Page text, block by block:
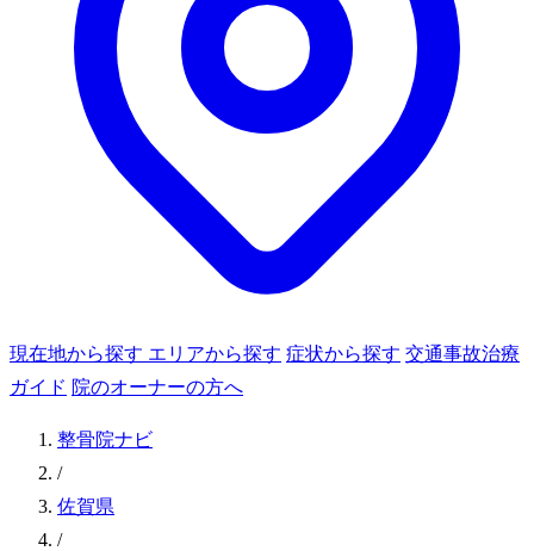
現在地から探す エリアから探す 症状から探す 交通事故治療
ガイド 院のオーナーの方へ
整骨院ナビ
/
佐賀県
/